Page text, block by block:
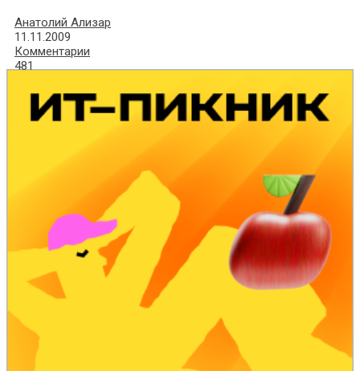
Анатолий Ализар
11.11.2009
Комментарии
481